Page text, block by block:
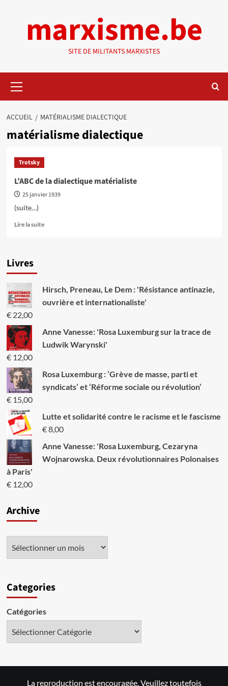
marxisme.be
SITE DE MILITANTS MARXISTES
principal
ACCUEIL MATÉRIALISME DIALECTIQUE
matérialisme dialectique
Trotsky
L’ABC de la dialectique matérialiste
25 janvier 1939
(suite…)
Lire la suiteEn
dialectique
matérialiste
Livres
Hirsch, Preneau, Le Dem : 'Résistance antinazie,
ouvrière et internationaliste'
€22,00
Anne Vanesse: 'Rosa Luxemburg sur la trace de
Ludwik Warynski'
€12,00
Rosa Luxemburg : ‘Grève de masse, parti et
syndicats’ et ‘Réforme sociale ou révolution’
€15,00
Lutte et solidarité contre le racisme et le fascisme
€8,00
Anne Vanesse: 'Rosa Luxemburg, Cezaryna
Wojnarowska. Deux révolutionnaires Polonaises
à Paris'
€12,00
Archive
Categories
Catégories
La reproduction est encouragée. Veuillez toutefois